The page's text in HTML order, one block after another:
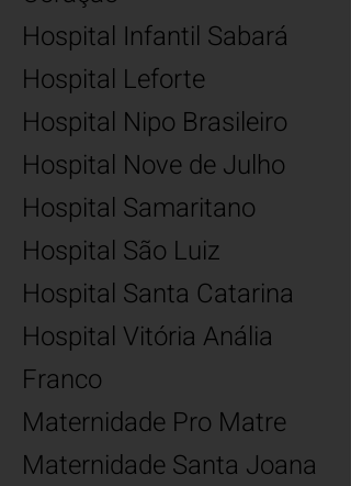
Hospital Infantil Sabará
Hospital Leforte
Hospital Nipo Brasileiro
Hospital Nove de Julho
Hospital Samaritano
Hospital São Luiz
Hospital Santa Catarina
Hospital Vitória Anália
Franco
Maternidade Pro Matre
Maternidade Santa Joana